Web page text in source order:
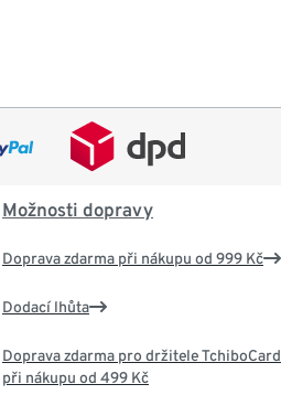
Možnosti dopravy
Doprava zdarma při nákupu od 999 Kč
Dodací lhůta
Doprava zdarma pro držitele TchiboCard
při nákupu od 499 Kč